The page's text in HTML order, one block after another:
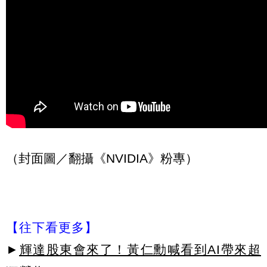
（封面圖／翻攝《NVIDIA》粉專）
【往下看更多】
► 輝達股東會來了！黃仁勳喊看到AI帶來超